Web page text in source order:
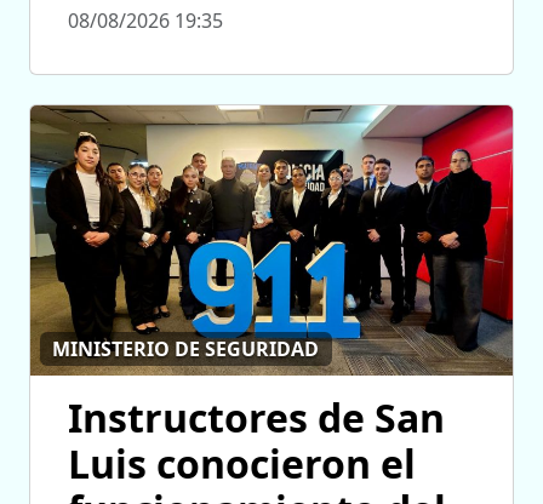
08/08/2026 19:35
MINISTERIO DE SEGURIDAD
Instructores de San
Luis conocieron el